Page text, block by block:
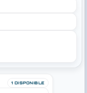
1 DISPONIBLE